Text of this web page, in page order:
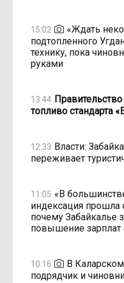
15:02
«Ждать
подтопленного
технику, пока
руками
13:44
топливо стандарта
12:33 Власти:
переживает
11:05 «В
индексация прошла
почему Забайкалье
повышение
10:16
В
подрядчик и